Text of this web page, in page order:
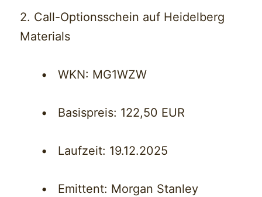
2. Call-Optionsschein auf Heidelberg
Materials
• WKN: MG1WZW
• Basispreis: 122,50 EUR
• Laufzeit: 19.12.2025
• Emittent: Morgan Stanley